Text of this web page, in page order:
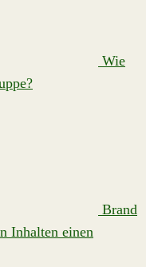
Wie
Brand
Inhalten einen